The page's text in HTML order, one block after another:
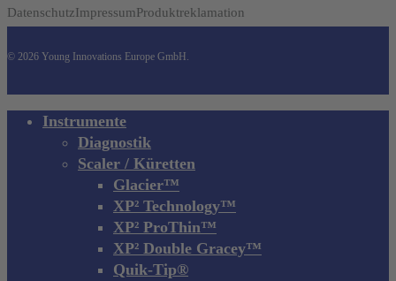
DatenschutzImpressumProduktreklamation
© 2026 Young Innovations Europe GmbH.
Close Instrumente
Diagnostik
Scaler / Küretten
Glacier™
XP² Technology™
XP² ProThin™
XP² Double Gracey™
Quik-Tip®